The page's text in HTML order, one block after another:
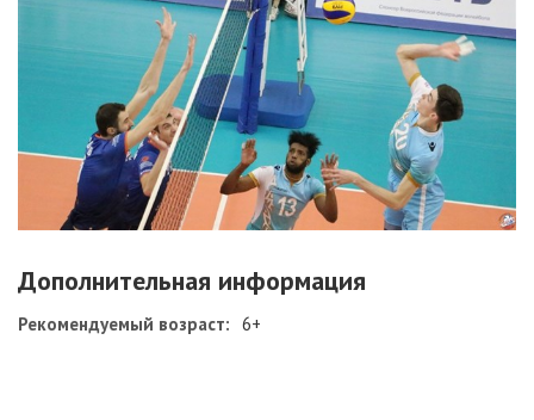
Дополнительная информация
Рекомендуемый возраст: 6+